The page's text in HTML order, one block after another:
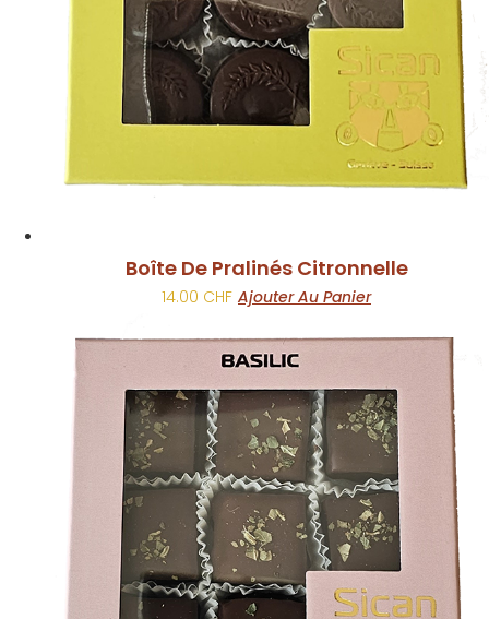
Boîte De Pralinés Citronnelle
14.00 CHF Ajouter Au Panier